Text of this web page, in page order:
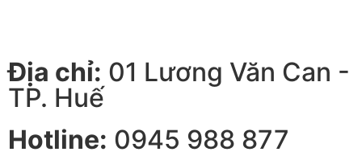
Địa chỉ: 01 Lương Văn Can -
TP. Huế
Hotline: 0945 988 877